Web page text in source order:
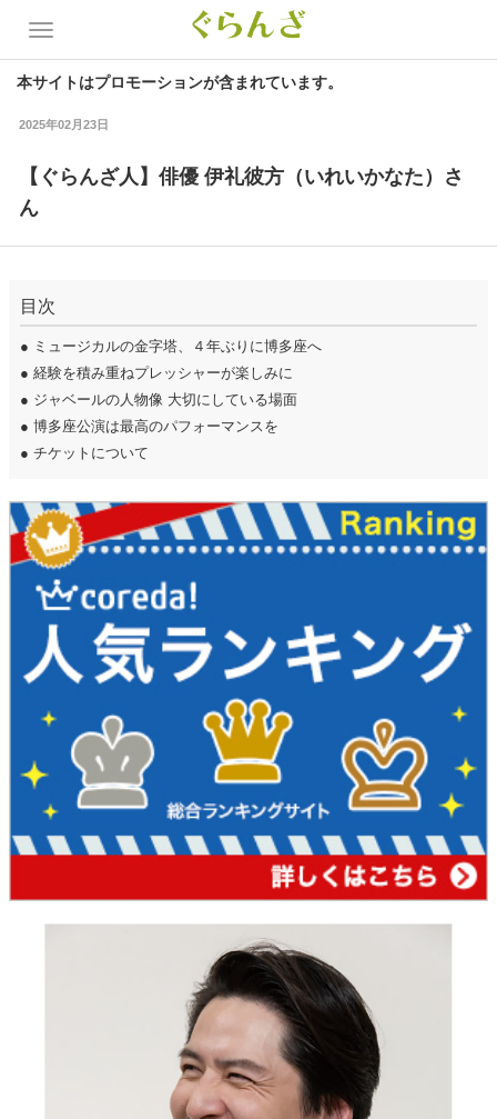
本サイトはプロモーションが含まれています。
2025年02月23日
【ぐらんざ人】俳優 伊礼彼方（いれいかなた）さ
ん
目次
● ミュージカルの金字塔、４年ぶりに博多座へ
● 経験を積み重ねプレッシャーが楽しみに
● ジャベールの人物像 大切にしている場面
● 博多座公演は最高のパフォーマンスを
● チケットについて